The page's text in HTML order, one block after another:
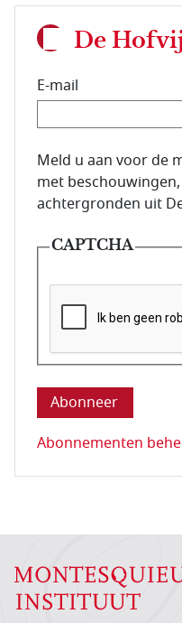
De
E-mail
E-mailadres van de
Meld u aan voor de
met
achtergronden uit
CAPTCHA
Deze vraag is om
Abonnementen